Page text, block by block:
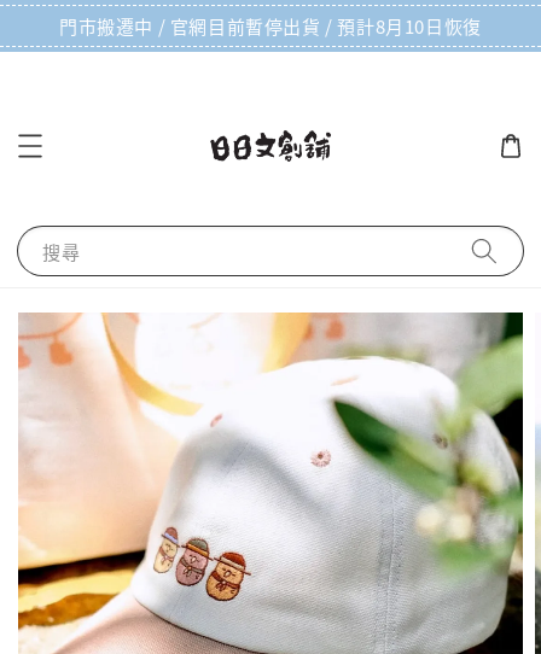
門市搬遷中 / 官網目前暫停出貨 / 預計8月10日恢復
搜尋